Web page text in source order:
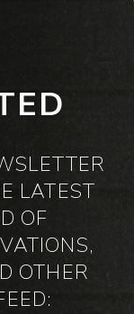
LATEST
OF
OTHER